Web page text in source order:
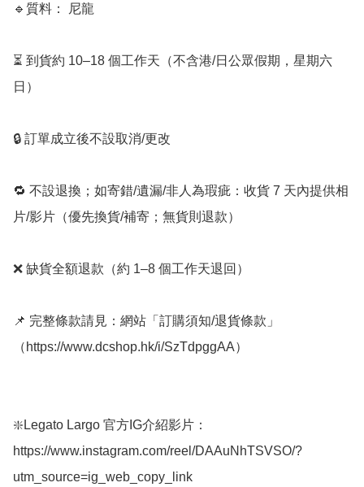
🔹質料： 尼龍
⏳ 到貨約 10–18 個工作天（不含港/日公眾假期，星期六
日）
🔒 訂單成立後不設取消/更改
🔁 不設退換；如寄錯/遺漏/非人為瑕疵：收貨 7 天內提供相
片/影片（優先換貨/補寄；無貨則退款）
❌ 缺貨全額退款（約 1–8 個工作天退回）
📌 完整條款請見：網站「訂購須知/退貨條款」
（https://www.dcshop.hk/i/SzTdpggAA）
❇️Legato Largo 官方IG介紹影片：
https://www.instagram.com/reel/DAAuNhTSVSO/?
utm_source=ig_web_copy_link